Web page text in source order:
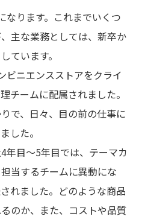
なります。これまでいくつ
主な業務としては、新卒か
ています。
ビニエンスストアをクライ
チームに配属されました。
で、日々、目の前の仕事に
した。
年目～5年目では、テーマカ
当するチームに異動にな
れました。どのような商品
のか、また、コストや品質